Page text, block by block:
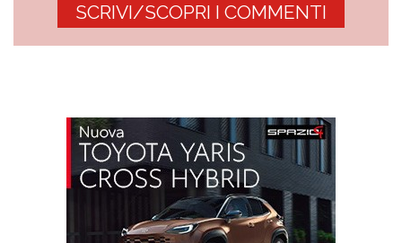
SCRIVI/SCOPRI I COMMENTI